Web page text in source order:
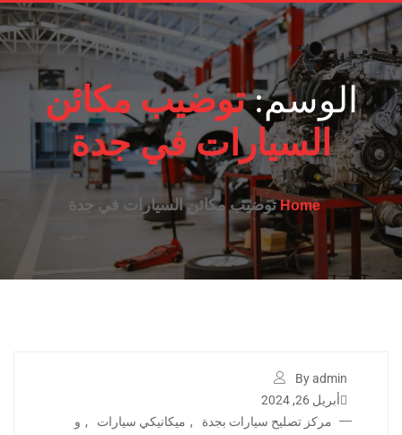
الوسم:توضيب مكائن
السيارات في جدة
Homeتوضيب مكائن السيارات في جدة
By admin
أبريل 26, 2024
مركز تصليح سيارات بجدة
, ميكانيكي سيارات , و